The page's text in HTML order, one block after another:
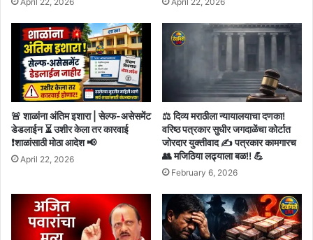
🚨 शाळांना अंतिम इशारा | सेल्फ-असेसमेंट
डेडलाईन ⏳ उशीर केला तर कारवाई
❗शाळांसाठी मोठा आदेश 📢
April 22, 2026
⚖️ दिव्य मराठीला न्यायालयाचा दणका!
वरिष्ठ पत्रकार सुधीर जगदाळेंचा कोर्टात
जोरदार युक्तीवाद ✍️ पत्रकार कामगारच
👥 मजिठिया लढ्याला बळ!! 💪
February 6, 2026